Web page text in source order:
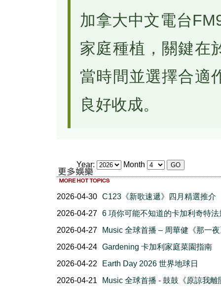
加拿大中文電台
家庭種植，關鍵在
當時間並選擇合適
良好收成。
Year: Month
2026-04-30 C123《新歌速遞》四月精選推介
2026-04-27 6 項你可能不知道的卡加利奇特法
2026-04-27
Music 全球首播 – 周華健《那一
2026-04-24 Gardening 卡加利家庭菜園指南
2026-04-22
Earth Day 2026 世界地球日
2026-04-21
Music 全球首播 - 鼓鼓《原諒我離